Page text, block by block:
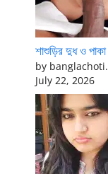
শাশুড়ির দুধ ও
by
July 22, 2026